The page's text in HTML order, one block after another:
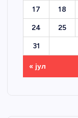
17 18
24 25
31
« јул